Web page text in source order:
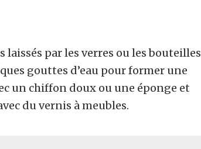
laissés par les verres ou les bouteilles
gouttes d’eau pour former une
un chiffon doux ou une éponge et
du vernis à meubles.